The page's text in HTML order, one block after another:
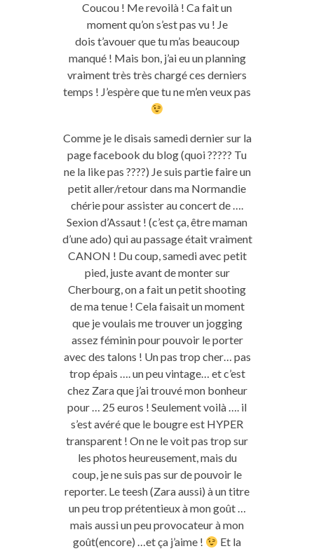
Coucou ! Me revoilà ! Ca fait un
moment qu’on s’est pas vu ! Je
dois t’avouer que tu m’as beaucoup
manqué ! Mais bon, j’ai eu un planning
vraiment très très chargé ces derniers
temps ! J’espère que tu ne m’en veux pas
Comme je le disais samedi dernier sur la
page facebook du blog (quoi ????? Tu
ne la like pas ????) Je suis partie faire un
petit aller/retour dans ma Normandie
chérie pour assister au concert de ….
Sexion d’Assaut ! (c’est ça, être maman
d’une ado) qui au passage était vraiment
CANON ! Du coup, samedi avec petit
pied, juste avant de monter sur
Cherbourg, on a fait un petit shooting
de ma tenue ! Cela faisait un moment
que je voulais me trouver un jogging
assez féminin pour pouvoir le porter
avec des talons ! Un pas trop cher… pas
trop épais …. un peu vintage… et c’est
chez Zara que j’ai trouvé mon bonheur
pour … 25 euros ! Seulement voilà …. il
s’est avéré que le bougre est HYPER
transparent ! On ne le voit pas trop sur
les photos heureusement, mais du
coup, je ne suis pas sur de pouvoir le
reporter. Le teesh (Zara aussi) à un titre
un peu trop prétentieux à mon goût …
mais aussi un peu provocateur à mon
goût(encore) …et ça j’aime !
Et la